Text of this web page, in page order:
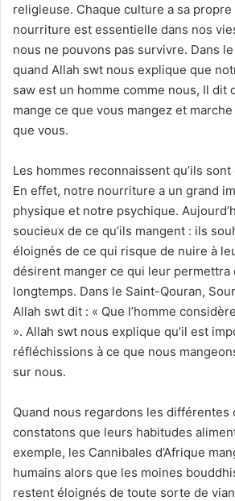
religieuse. Chaque culture a sa propre
nourriture est essentielle dans nos
nous ne pouvons pas survivre. Dans
quand Allah swt nous explique que
saw est un homme comme nous, Il dit
mange ce que vous mangez et
que vous.
Les hommes reconnaissent qu’ils sont
En effet, notre nourriture a un grand
physique et notre psychique.
soucieux de ce qu’ils mangent : ils
éloignés de ce qui risque de nuire à
désirent manger ce qui leur permettra
longtemps. Dans le Saint-Qouran,
Allah swt dit : « Que l’homme
». Allah swt nous explique qu’il est
réfléchissions à ce que nous
sur nous.
Quand nous regardons les différentes
constatons que leurs habitudes
exemple, les Cannibales d’Afrique
humains alors que les moines
restent éloignés de toute sorte de